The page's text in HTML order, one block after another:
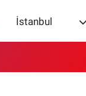
İstanbul